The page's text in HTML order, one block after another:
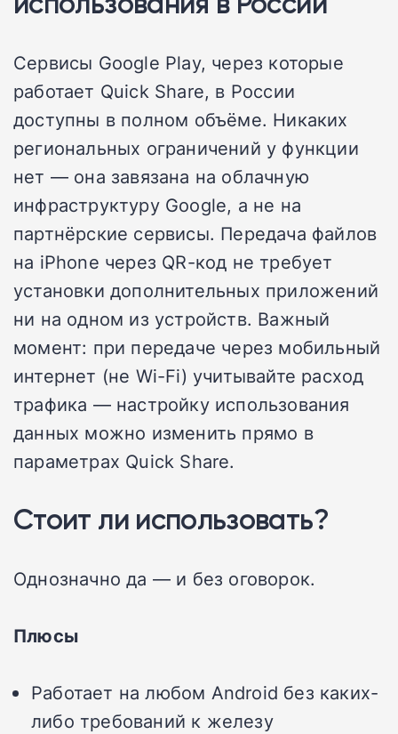
Сервисы Google Play, через которые
работает Quick Share, в России
доступны в полном объёме. Никаких
региональных ограничений у функции
нет — она завязана на облачную
инфраструктуру Google, а не на
партнёрские сервисы. Передача файлов
на iPhone через QR-код не требует
установки дополнительных приложений
ни на одном из устройств. Важный
момент: при передаче через мобильный
интернет (не Wi-Fi) учитывайте расход
трафика — настройку использования
данных можно изменить прямо в
параметрах Quick Share.
Стоит ли использовать?
Однозначно да — и без оговорок.
Плюсы
Работает на любом Android без каких-
либо требований к железу